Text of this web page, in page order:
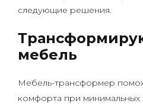
следующие решения.
мебель
Мебель-трансформер
комфорта при минимальных